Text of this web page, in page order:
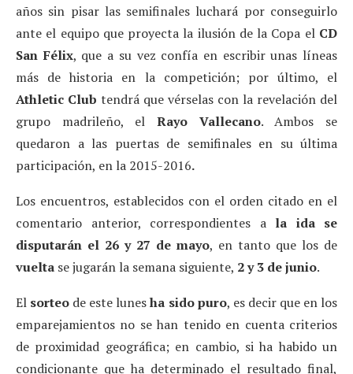
años sin pisar las semifinales luchará por conseguirlo
ante el equipo que proyecta la ilusión de la Copa el CD
San Félix, que a su vez confía en escribir unas líneas
más de historia en la competición; por último, el
Athletic Club tendrá que vérselas con la revelación del
grupo madrileño, el Rayo Vallecano. Ambos se
quedaron a las puertas de semifinales en su última
participación, en la 2015-2016.
Los encuentros, establecidos con el orden citado en el
comentario anterior, correspondientes a la ida se
disputarán el 26 y 27 de mayo, en tanto que los de
vuelta se jugarán la semana siguiente, 2 y 3 de junio.
El sorteo de este lunesha sido puro, es decir que en los
emparejamientos no se han tenido en cuenta criterios
de proximidad geográfica; en cambio, si ha habido un
condicionante que ha determinado el resultado final,